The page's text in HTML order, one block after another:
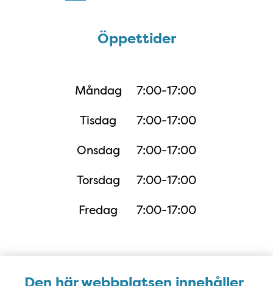
Öppettider
Måndag
7:00-17:00
Tisdag
7:00-17:00
Onsdag
7:00-17:00
Torsdag
7:00-17:00
Fredag
7:00-17:00
Adress i Google Maps